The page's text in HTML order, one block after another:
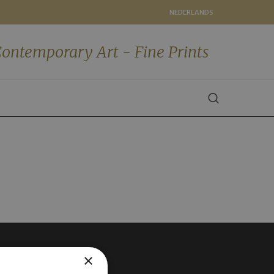
NEDERLANDS
Art - Fine Prints
×